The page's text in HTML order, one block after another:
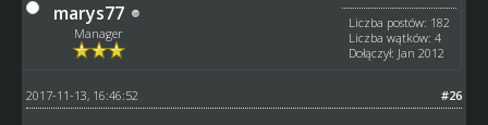
marys77
Manager
Liczba postów: 182
Liczba wątków: 4
Dołączył: Jan 2012
#26
2017-11-13, 16:46:52